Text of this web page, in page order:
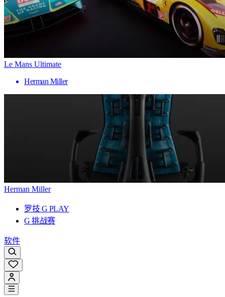
Le Mans Ultimate
Herman Miller
Herman Miller
罗技 G PLAY
G 挑战赛
软件